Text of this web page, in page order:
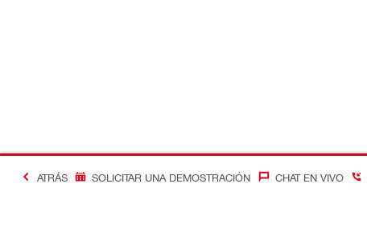
ATRÁS SOLICITAR UNA DEMOSTRACIÓN CHAT EN VIVO